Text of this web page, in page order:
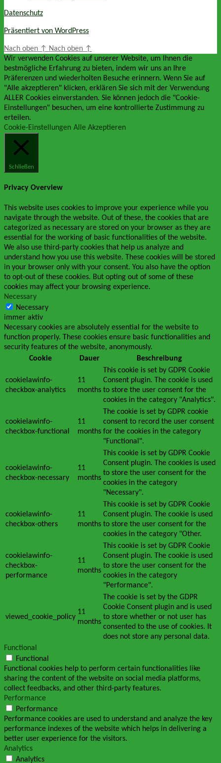
Datenschutz
Präsentiert von WordPress
Nach oben ↑ Nach oben ↑
Wir verwenden Cookies auf unserer Website, um Ihnen die
bestmögliche Erfahrung zu bieten, indem wir uns an Ihre
Präferenzen und wiederholten Besuche erinnern. Wenn Sie auf
"Alle akzeptieren" klicken, erklären Sie sich mit der Verwendung
ALLER Cookies einverstanden. Sie können jedoch die "Cookie-
Einstellungen" besuchen, um eine kontrollierte Zustimmung zu
erteilen.
Cookie-Einstellungen Alle Akzeptieren
Schließen
Privacy Overview
This website uses cookies to improve your experience while you
navigate through the website. Out of these, the cookies that are
categorized as necessary are stored on your browser as they are
essential for the working of basic functionalities of the website.
We also use third-party cookies that help us analyze and
understand how you use this website. These cookies will be stored
in your browser only with your consent. You also have the option
to opt-out of these cookies. But opting out of some of these
cookies may affect your browsing experience.
Necessary
Necessary
immer aktiv
Necessary cookies are absolutely essential for the website to
function properly. These cookies ensure basic functionalities and
security features of the website, anonymously.
Cookie
Dauer Beschreibung
cookielawinfo-
checkbox-analytics
11
months
This cookie is set by GDPR Cookie
Consent plugin. The cookie is used
to store the user consent for the
cookies in the category "Analytics".
cookielawinfo-
checkbox-functional
11
months
The cookie is set by GDPR cookie
consent to record the user consent
for the cookies in the category
"Functional".
cookielawinfo-
checkbox-necessary
11
months
This cookie is set by GDPR Cookie
Consent plugin. The cookies is used
to store the user consent for the
cookies in the category
"Necessary".
cookielawinfo-
checkbox-others
11
months
This cookie is set by GDPR Cookie
Consent plugin. The cookie is used
to store the user consent for the
cookies in the category "Other.
cookielawinfo-
checkbox-
performance
11
months
This cookie is set by GDPR Cookie
Consent plugin. The cookie is used
to store the user consent for the
cookies in the category
"Performance".
viewed_cookie_policy
11
months
The cookie is set by the GDPR
Cookie Consent plugin and is used
to store whether or not user has
consented to the use of cookies. It
does not store any personal data.
Functional
Functional
Functional cookies help to perform certain functionalities like
sharing the content of the website on social media platforms,
collect feedbacks, and other third-party features.
Performance
Performance
Performance cookies are used to understand and analyze the key
performance indexes of the website which helps in delivering a
better user experience for the visitors.
Analytics
Analytics